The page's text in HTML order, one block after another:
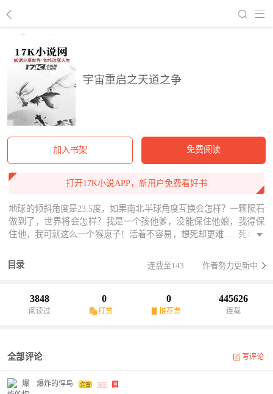
宇宙重启之天道之争
加入书架 免费阅读
打开17K小说APP，新用户免费看好书
地球的倾斜角度是23.5度，如果南北半球角度互换会怎样？一颗陨石
做到了，世界将会怎样？我是一个孩他爹，没能保住他娘，我得保
住他，我可就这么一个猴崽子！活着不容易，想死却更难......死可能
目录
连载至143 作者努力更新中
3848
阅读过
0
打赏
0
推荐票
445626
连载
全部评论 写评论
爆炸的悍鸟